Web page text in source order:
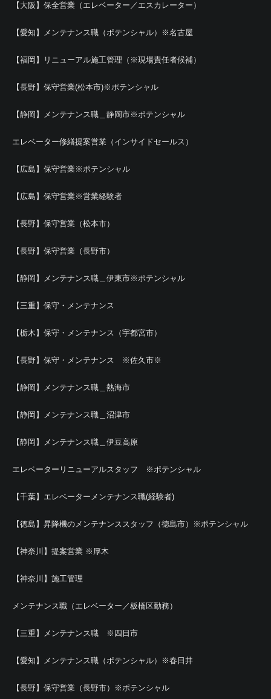
【大阪】保全営業（エレベーター／エスカレーター）
【愛知】メンテナンス職（ポテンシャル）※名古屋
【福岡】リニューアル施工管理（※現場責任者候補）
【長野】保守営業(松本市)※ポテンシャル
【静岡】メンテナンス職＿静岡市※ポテンシャル
エレベーター修繕提案営業（インサイドセールス）
【広島】保守営業※ポテンシャル
【広島】保守営業※営業経験者
【長野】保守営業（松本市）
【長野】保守営業（長野市）
【静岡】メンテナンス職＿伊東市※ポテンシャル
【三重】保守・メンテナンス
【栃木】保守・メンテナンス（宇都宮市）
【長野】保守・メンテナンス ※佐久市※
【静岡】メンテナンス職＿熱海市
【静岡】メンテナンス職＿沼津市
【静岡】メンテナンス職＿伊豆高原
エレベーターリニューアルスタッフ ※ポテンシャル
【千葉】エレベーターメンテナンス職(経験者)
【徳島】昇降機のメンテナンススタッフ（徳島市）※ポテンシャル
【神奈川】提案営業 ※厚木
【神奈川】施工管理
メンテナンス職（エレベーター／板橋区勤務）
【三重】メンテナンス職 ※四日市
【愛知】メンテナンス職（ポテンシャル）※春日井
【長野】保守営業（長野市）※ポテンシャル